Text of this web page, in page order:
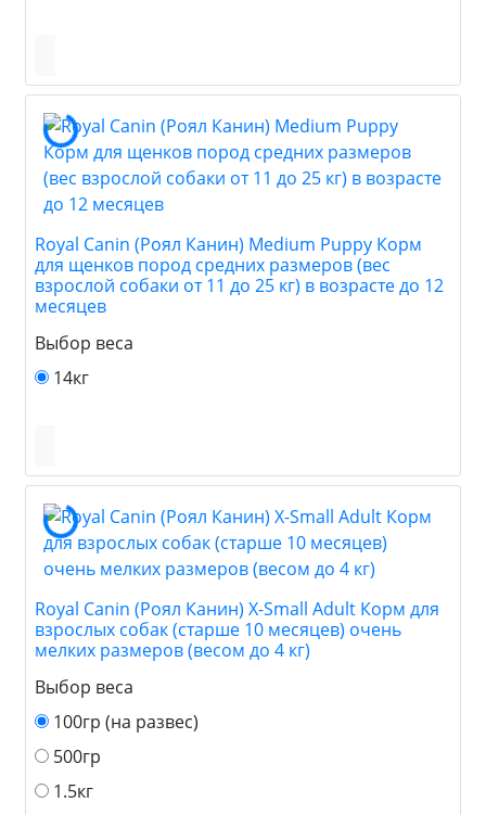
Royal Canin (Роял Канин) Medium Puppy Корм
для щенков пород средних размеров (вес
взрослой собаки от 11 до 25 кг) в возрасте до 12
месяцев
Выбор веса
14кг
Royal Canin (Роял Канин) X-Small Adult Корм для
взрослых собак (старше 10 месяцев) очень
мелких размеров (весом до 4 кг)
Выбор веса
100гр (на развес)
500гр
1.5кг